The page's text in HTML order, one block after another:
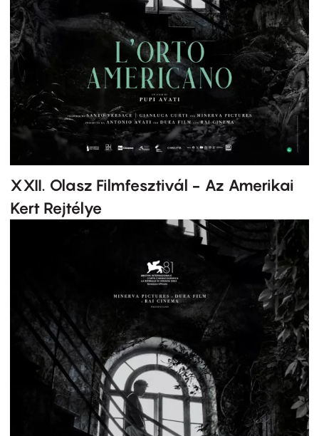
XXII. Olasz Filmfesztivál - Az Amerikai
Kert Rejtélye